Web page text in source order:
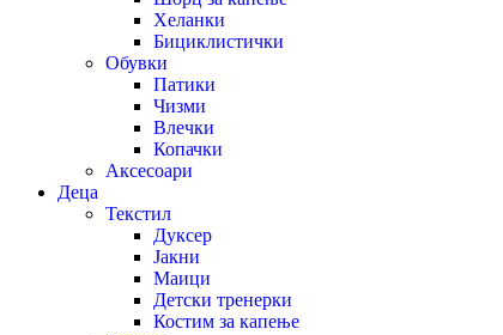
Хеланки
Бициклистички
Обувки
Патики
Чизми
Влечки
Копачки
Аксесоари
Деца
Текстил
Дуксер
Јакни
Маици
Детски тренерки
Костим за капење